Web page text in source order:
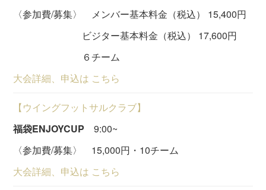
〈参加費/募集〉 メンバー基本料金（税込） 15,400円
ビジター基本料金（税込） 17,600円
６チーム
大会詳細、申込は こちら
【ウイングフットサルクラブ】
福袋ENJOYCUP 9:00~
〈参加費/募集〉 15,000円・10チーム
大会詳細、申込は こちら